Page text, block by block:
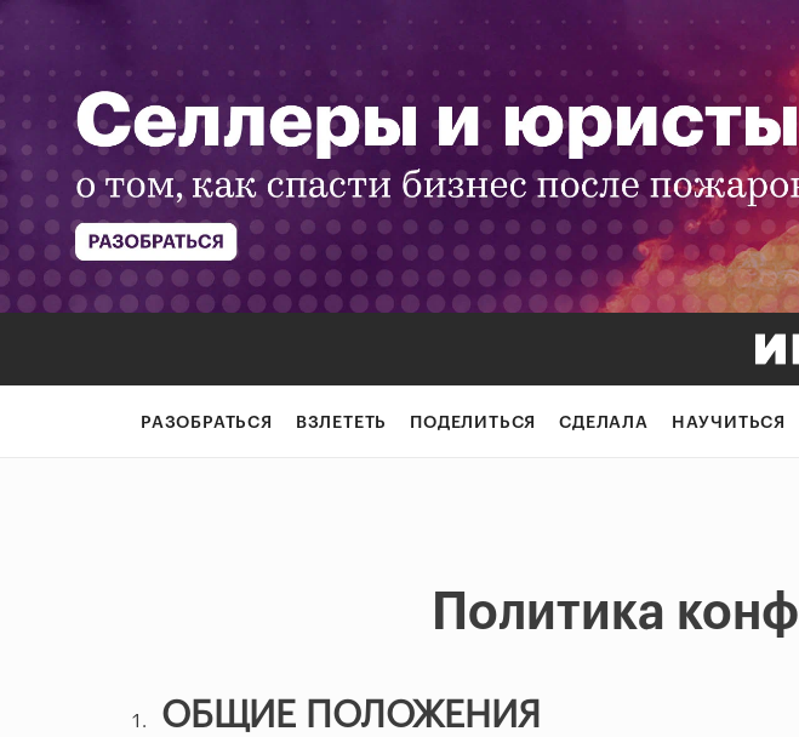
РАЗОБРАТЬСЯ ВЗЛЕТЕТЬ ПОДЕЛИТЬСЯ СДЕЛАЛА НАУЧИТЬСЯ
Политика
ОБЩИЕ ПОЛОЖЕНИЯ